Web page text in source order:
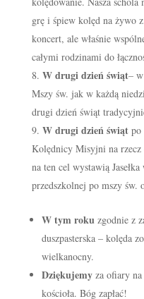
grę i śpiew kolęd na żywo
koncert, ale właśnie
całymi rodzinami do
W drugi dzień świąt–
Mszy św. jak w każdą
drugi dzień świąt
W drugi dzień świątpo
Kolędnicy Misyjni na
na ten cel wystawią
przedszkolnej po mszy św.
W tym roku zgodnie z
duszpasterska – kolęda
wielkanocny.
Dziękujemy za ofiary
kościoła. Bóg zapłać!